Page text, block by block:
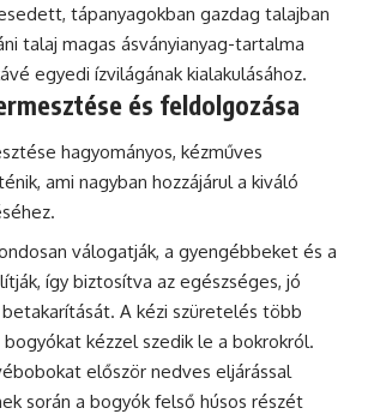
tápanyagokban gazdag talajban
talaj magas ásványianyag-tartalma
egyedi ízvilágának kialakulásához.
és feldolgozása
hagyományos, kézműves
ami nagyban hozzájárul a kiváló
válogatják, a gyengébbeket és a
így biztosítva az egészséges, jó
A kézi szüretelés több
kézzel szedik le a bokrokról.
először nedves eljárással
során a bogyók felső húsos részét